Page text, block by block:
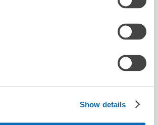
Show details